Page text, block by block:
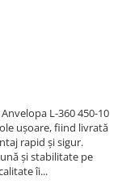
L-360 450-10
ușoare, fiind livrată
rapid și sigur.
și stabilitate pe
îi...